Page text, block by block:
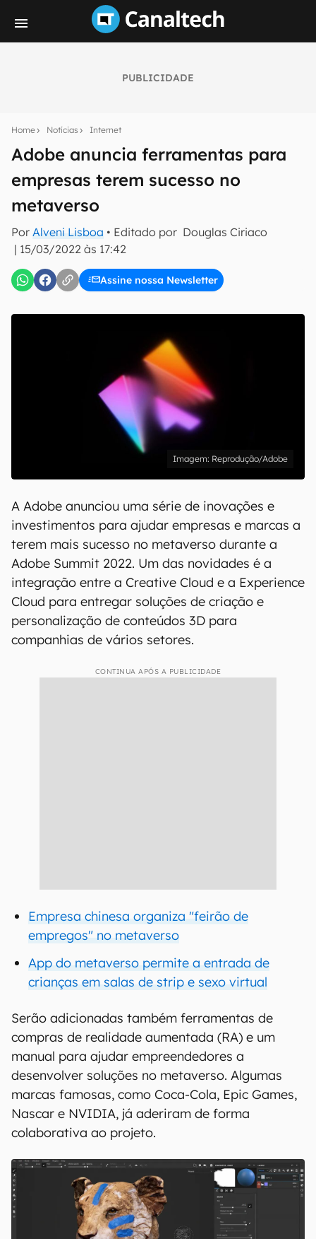
PUBLICIDADE
Home Notícias Internet
Adobe anuncia ferramentas para
empresas terem sucesso no
metaverso
Por Alveni Lisboa • Editado por Douglas Ciriaco
| 15/03/2022 às 17:42
Assine nossa Newsletter
notícias e reviews sobre tecnologia em primeira
mão.
E-mail
inscreva-se
Confirmo que li, aceito e concordo com os Termos de
Uso e Política de Privacidade do Canaltech.
Reprodução/Adobe
A Adobe anunciou uma série de inovações e
investimentos para ajudar empresas e marcas a
terem mais sucesso no metaverso durante a
Adobe Summit 2022. Um das novidades é a
integração entre a Creative Cloud e a Experience
Cloud para entregar soluções de criação e
personalização de conteúdos 3D para
companhias de vários setores.
CONTINUA APÓS A PUBLICIDADE
Empresa chinesa organiza "feirão de
empregos" no metaverso
App do metaverso permite a entrada de
crianças em salas de strip e sexo virtual
Serão adicionadas também ferramentas de
compras de realidade aumentada (RA) e um
manual para ajudar empreendedores a
desenvolver soluções no metaverso. Algumas
marcas famosas, como Coca-Cola, Epic Games,
Nascar e NVIDIA, já aderiram de forma
colaborativa ao projeto.